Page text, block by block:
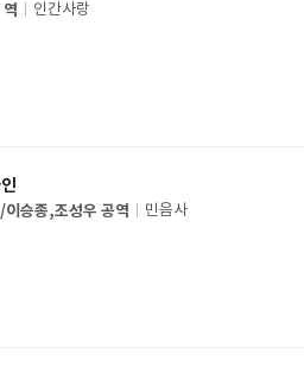
인간사랑
승종,조성우 공역
민음사